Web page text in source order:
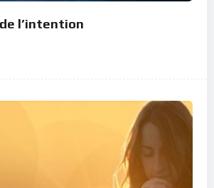
l’intention